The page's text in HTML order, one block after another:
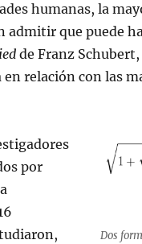
humanas, la
admitir que puede
de Franz
en relación con las
Dos
por